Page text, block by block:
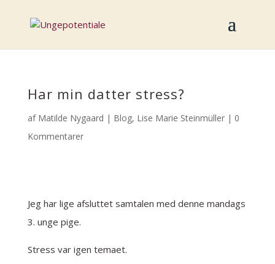
Har min datter stress?
af Matilde Nygaard | Blog, Lise Marie Steinmüller| 0
Kommentarer
Jeg har lige afsluttet samtalen med denne mandags
3. unge pige.
Stress var igen temaet.